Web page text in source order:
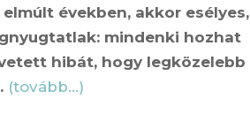
években, akkor esélyes,
mindenki hozhat
hibát, hogy legközelebb
(tovább…)